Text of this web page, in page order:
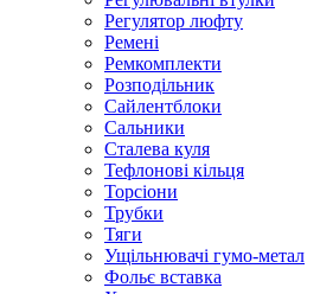
Регулятор люфту
Ремені
Ремкомплекти
Розподільник
Сайлентблоки
Сальники
Сталева куля
Тефлонові кільця
Торсіони
Трубки
Тяги
Ущільнювачі гумо-метал
Фольє вставка